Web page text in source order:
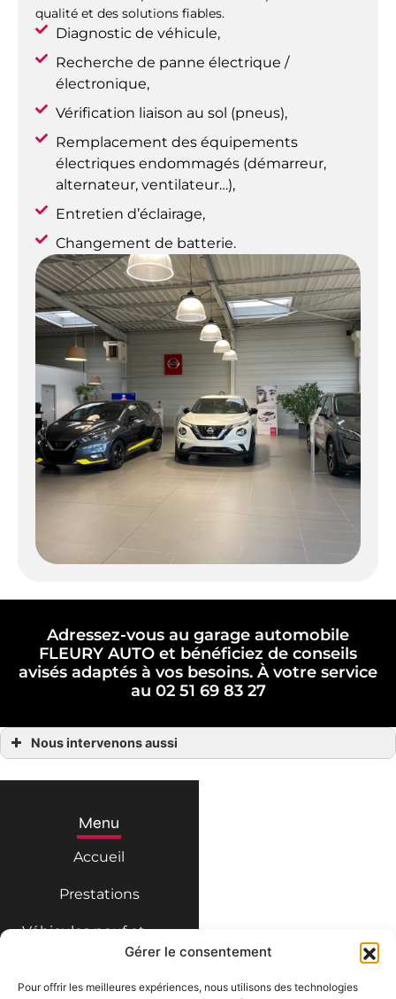
Gérer le consentement
Pour offrir les meilleures expériences, nous utilisons des technologies
qualité et des solutions fiables.
Diagnostic de véhicule,
Recherche de panne électrique /
électronique,
Vérification liaison au sol (pneus),
Remplacement des équipements
électriques endommagés (démarreur,
alternateur, ventilateur…),
Entretien d’éclairage,
Changement de batterie.
Adressez-vous au garage automobile
FLEURY AUTO et bénéficiez de conseils
avisés adaptés à vos besoins. À votre service
au 02 51 69 83 27
Nous intervenons aussi
Garage automobile Fontaines
Garage automobile Luçon
Garage automobile Marans
Garage automobile Niort
Menu
Accueil
Prestations
Véhicules neuf et
Véhicules d’occasion